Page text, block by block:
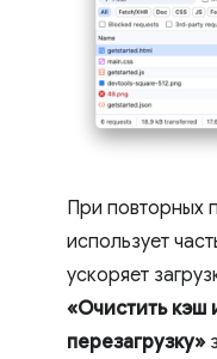
При повторных
использует
ускоряет
«Очистить кэш
перезагрузку»